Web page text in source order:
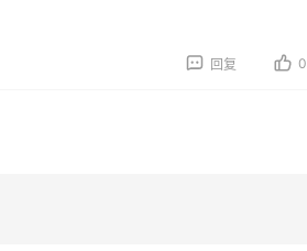
回复 0